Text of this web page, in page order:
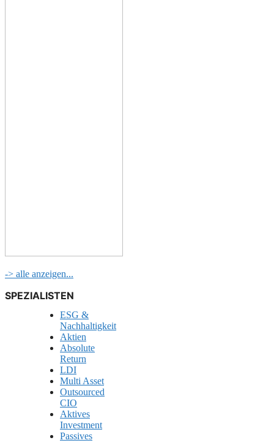
-> alle anzeigen...
SPEZIALISTEN
ESG &
Nachhaltigkeit
Aktien
Absolute
Return
LDI
Multi Asset
Outsourced
CIO
Aktives
Investment
Passives